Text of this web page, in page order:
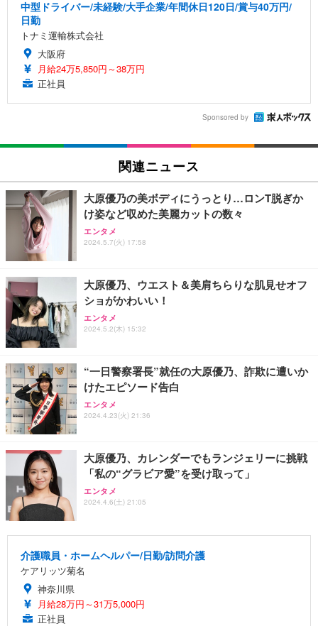
中型ドライバー/未経験/大手企業/年間休日120日/賞与40万円/
日勤
トナミ運輸株式会社
大阪府
月給24万5,850円～38万円
正社員
Sponsored by
関連ニュース
大原優乃の美ボディにうっとり…ロンT脱ぎか
け姿など収めた美麗カットの数々
エンタメ
2024.5.7(火) 17:58
大原優乃、ウエスト＆美肩ちらりな肌見せオフ
ショがかわいい！
エンタメ
2024.5.2(木) 15:32
“一日警察署長”就任の大原優乃、詐欺に遭いか
けたエピソード告白
エンタメ
2024.4.23(火) 21:36
大原優乃、カレンダーでもランジェリーに挑戦
「私の“グラビア愛”を受け取って」
エンタメ
2024.4.6(土) 21:05
介護職員・ホームヘルパー/日勤/訪問介護
ケアリッツ菊名
神奈川県
月給28万円～31万5,000円
正社員